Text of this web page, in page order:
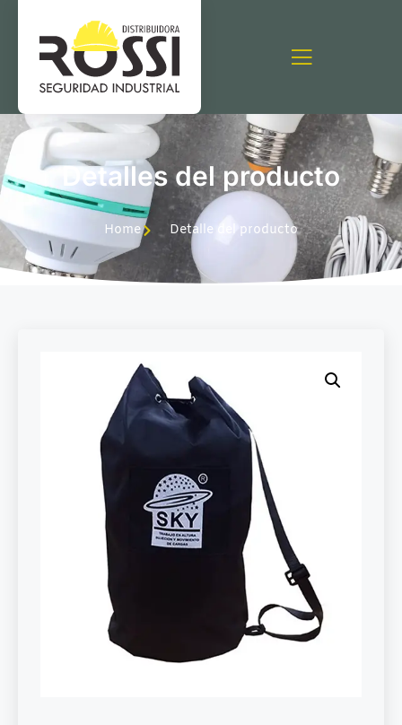
Detalles del producto
Home Detalle del producto